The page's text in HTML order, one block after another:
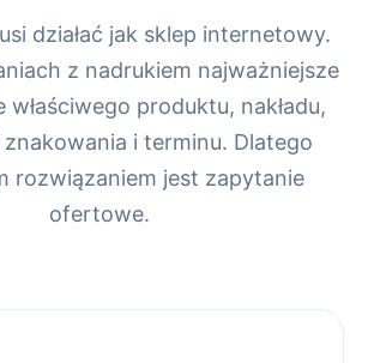
działać jak sklep internetowy.
z nadrukiem najważniejsze
właściwego produktu, nakładu,
i terminu. Dlatego
rozwiązaniem jest zapytanie
ofertowe.